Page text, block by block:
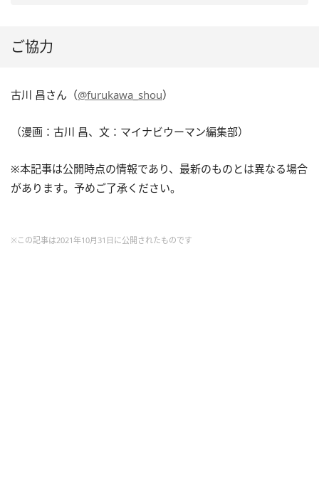
ご協力
古川 昌さん（@furukawa_shou）
（漫画：古川 昌、文：マイナビウーマン編集部）
※本記事は公開時点の情報であり、最新のものとは異なる場合
があります。予めご了承ください。
※この記事は2021年10月31日に公開されたものです